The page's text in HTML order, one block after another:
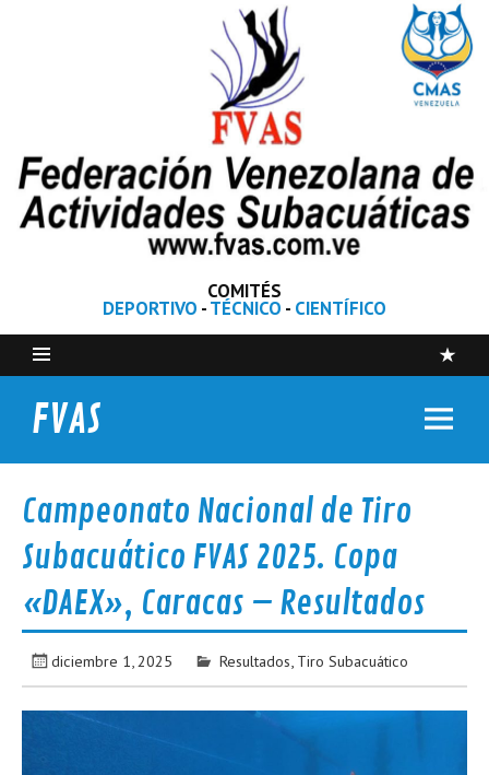
COMITÉS
DEPORTIVO -TÉCNICO - CIENTÍFICO
FVAS
Campeonato Nacional de Tiro
Subacuático FVAS 2025. Copa
«DAEX», Caracas – Resultados
diciembre 1, 2025 Resultados Tiro Subacuático